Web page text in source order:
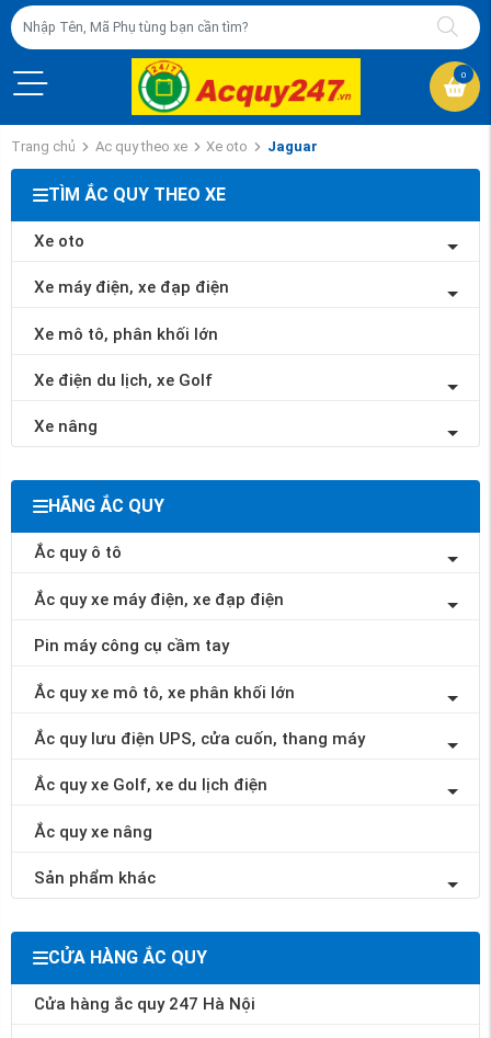
0
Trang chủ Ac quy theo xe Xe oto Jaguar
TÌM ẮC QUY THEO XE
Xe oto
Xe máy điện, xe đạp điện
Xe mô tô, phân khối lớn
Xe điện du lịch, xe Golf
Xe nâng
HÃNG ẮC QUY
Ắc quy ô tô
Ắc quy xe máy điện, xe đạp điện
Pin máy công cụ cầm tay
Ắc quy xe mô tô, xe phân khối lớn
Ắc quy lưu điện UPS, cửa cuốn, thang máy
Ắc quy xe Golf, xe du lịch điện
Ắc quy xe nâng
Sản phẩm khác
CỬA HÀNG ẮC QUY
Cửa hàng ắc quy 247 Hà Nội